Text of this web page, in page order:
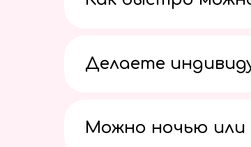
Делаете
Можно ночью